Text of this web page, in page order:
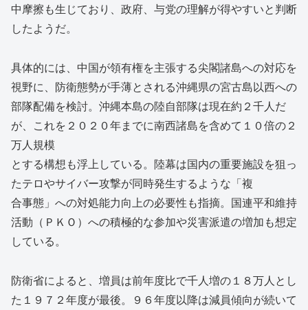
中摩擦も生じており、政府、与党の理解が得やすいと判断
したようだ。
具体的には、中国が領有権を主張する尖閣諸島への対応を
視野に、防衛態勢が手薄とされる沖縄県の宮古島以西への
部隊配備を検討。沖縄本島の陸自部隊は現在約２千人だ
が、これを２０２０年までに南西諸島を含めて１０倍の２
万人規模
とする構想も浮上している。陸幕は国内の重要施設を狙っ
たテロやサイバー攻撃が同時発生するような「複
合事態」への対処能力向上の必要性も指摘。国連平和維持
活動（ＰＫＯ）への積極的な参加や災害派遣の増加も想定
している。
防衛省によると、増員は前年度比で千人増の１８万人とし
た１９７２年度が最後。９６年度以降は減員傾向が続いて